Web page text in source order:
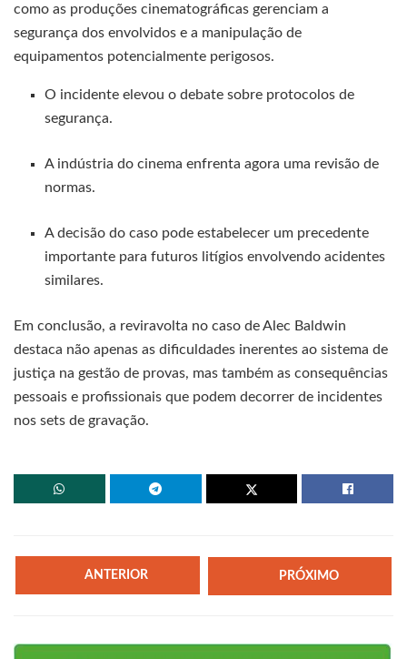
como as produções cinematográficas gerenciam a
segurança dos envolvidos e a manipulação de
equipamentos potencialmente perigosos.
O incidente elevou o debate sobre protocolos de
segurança.
A indústria do cinema enfrenta agora uma revisão de
normas.
A decisão do caso pode estabelecer um precedente
importante para futuros litígios envolvendo acidentes
similares.
Em conclusão, a reviravolta no caso de Alec Baldwin
destaca não apenas as dificuldades inerentes ao sistema de
justiça na gestão de provas, mas também as consequências
pessoais e profissionais que podem decorrer de incidentes
nos sets de gravação.
ANTERIOR PRÓXIMO